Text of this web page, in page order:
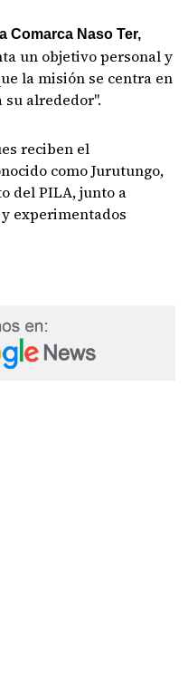
Comarca Naso Ter,
un objetivo personal y
la misión se centra en
alrededor".
reciben el
como Jurutungo,
del PILA, junto a
experimentados